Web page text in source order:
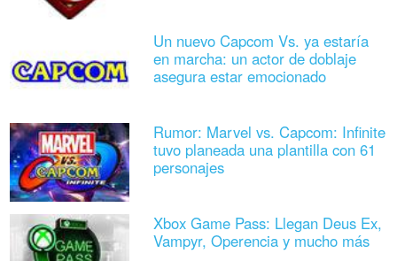
Un nuevo Capcom Vs. ya estaría
en marcha: un actor de doblaje
asegura estar emocionado
Rumor: Marvel vs. Capcom: Infinite
tuvo planeada una plantilla con 61
personajes
Xbox Game Pass: Llegan Deus Ex,
Vampyr, Operencia y mucho más